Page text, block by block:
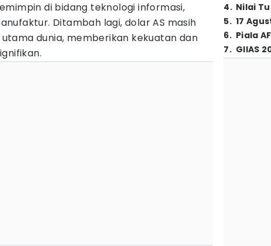
di bidang teknologi informasi,
Ditambah lagi, dolar AS masih
dunia, memberikan kekuatan dan
4. Nilai
5. 17
6. Piala
7. GIIAS